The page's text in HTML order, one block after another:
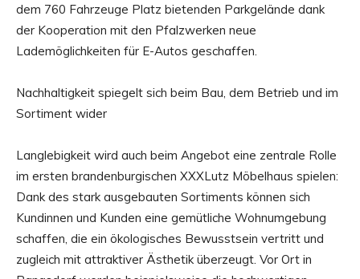
dem 760 Fahrzeuge Platz bietenden Parkgelände dank
der Kooperation mit den Pfalzwerken neue
Lademöglichkeiten für E-Autos geschaffen.
Nachhaltigkeit spiegelt sich beim Bau, dem Betrieb und im
Sortiment wider
Langlebigkeit wird auch beim Angebot eine zentrale Rolle
im ersten brandenburgischen XXXLutz Möbelhaus spielen:
Dank des stark ausgebauten Sortiments können sich
Kundinnen und Kunden eine gemütliche Wohnumgebung
schaffen, die ein ökologisches Bewusstsein vertritt und
zugleich mit attraktiver Ästhetik überzeugt. Vor Ort in